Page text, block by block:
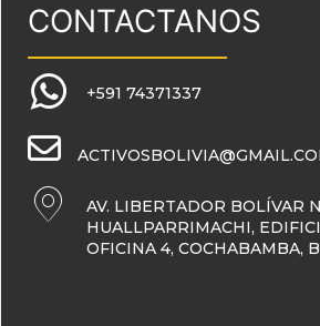
CONTACTANOS
+591 74371337
AV. LIBERTADOR BOLÍVAR
HUALLPARRIMACHI,
OFICINA 4, COCHABAMBA,